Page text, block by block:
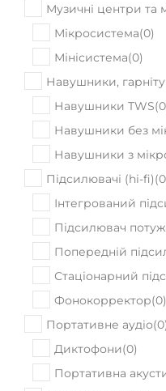
Музичні центри та
Мікросистема(0)
Мінісистема(0)
Навушники,
Навушники TWS(0
Навушники без
Навушники з
Підсилювачі (hi-fi)(0
Інтегрований
Підсилювач
Попередній
Стаціонарний
Фонокорректор(0)
Портативне аудіо(0)
Диктофони(0)
Портативна